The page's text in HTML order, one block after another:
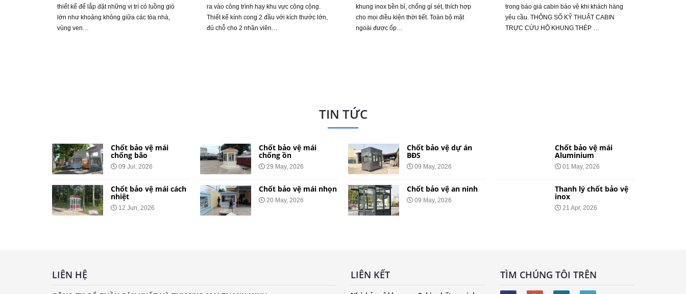
thiết kế để lắp đặt những vị trí có luồng gió
lớn như khoảng không giữa các tòa nhà,
vùng ven…
ra vào công trình hay khu vực công cộng.
Thiết kế kính cong 2 đầu với kích thước lớn,
đủ chỗ cho 2 nhân viên…
khung inox bền bỉ, chống gỉ sét, thích hợp
cho mọi điều kiện thời tiết. Toàn bộ mặt
ngoài được ốp…
trong báo giá cabin bảo vệ khi khách hàng
yêu cầu. THÔNG SỐ KỸ THUẬT CABIN
TRỰC CỨU HỘ KHUNG THÉP …
TIN TỨC
Chốt bảo vệ mái
chống bão
09 Jul, 2026
Chốt bảo vệ mái cách
nhiệt
12 Jun, 2026
Chốt bảo vệ mái
chống ồn
29 May, 2026
Chốt bảo vệ mái nhọn
20 May, 2026
Chốt bảo vệ dự án
BĐS
09 May, 2026
Chốt bảo vệ an ninh
09 May, 2026
Chốt bảo vệ mái
Aluminium
01 May, 2026
Thanh lý chốt bảo vệ
inox
21 Apr, 2026
LIÊN HỆ LIÊN KẾT TÌM CHÚNG TÔI TRÊN